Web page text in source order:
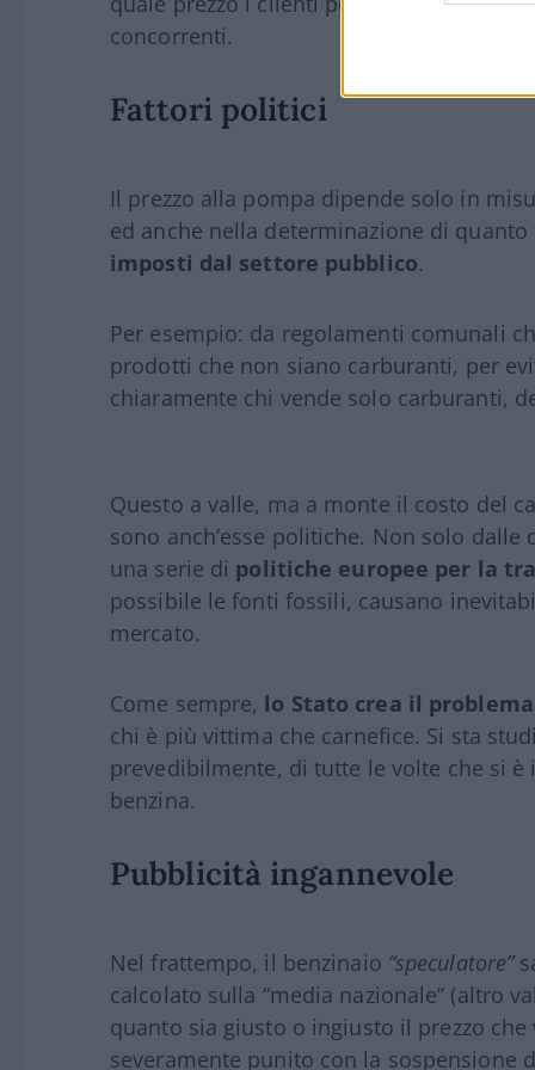
concorrenti.
Fattori politici
Il prezzo alla pompa dipende solo in
ed anche nella determinazione di
imposti dal settore pubblico.
Per esempio: da regolamenti comunali
prodotti che non siano carburanti, per
chiaramente chi vende solo carburanti,
Questo a valle, ma a monte il costo del
sono anch’esse politiche. Non solo dalle
una serie di politiche europee per la
possibile le fonti fossili, causano
mercato.
Come sempre, lo Stato crea il
chi è più vittima che carnefice. Si sta
prevedibilmente, di tutte le volte che si
benzina.
Pubblicità ingannevole
Nel frattempo, il benzinaio “speculatore”
calcolato sulla “media nazionale” (altro
quanto sia giusto o ingiusto il prezzo
severamente punito con la sospensione